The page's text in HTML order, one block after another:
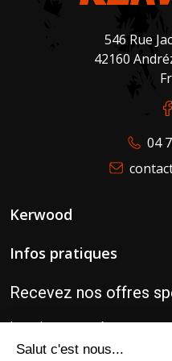
546 Rue
42160
04
Kerwood
Infos pratiques
Recevez nos offres
Inscrivez-vous à notre
gratuitement nos